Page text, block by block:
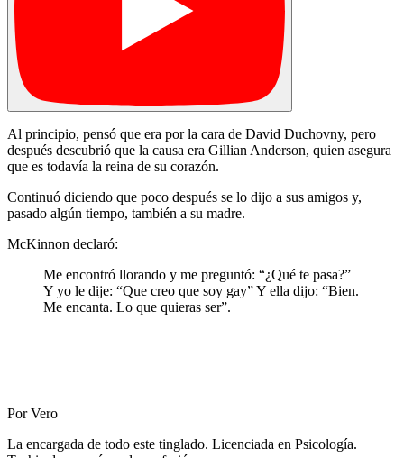
Al principio, pensó que era por la cara de David Duchovny, pero
después descubrió que la causa era Gillian Anderson, quien asegura
que es todavía la reina de su corazón.
Continuó diciendo que poco después se lo dijo a sus amigos y,
pasado algún tiempo, también a su madre.
McKinnon declaró:
Me encontró llorando y me preguntó: “¿Qué te pasa?”
Y yo le dije: “Que creo que soy gay” Y ella dijo: “Bien.
Me encanta. Lo que quieras ser”.
Por Vero
La encargada de todo este tinglado. Licenciada en Psicología.